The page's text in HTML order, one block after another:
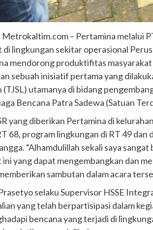
Metrokaltim.com – Pertamina melalui
di lingkungan sekitar operasional
mendorong produktifitas
sebuah inisiatif pertama yang
(TJSL) utamanya di bidang
Bencana Patra Sadewa (Satuan
yang diberikan Pertamina di
68, program lingkungan di RT 49
“Alhamdulillah sekali saya
yang dapat mengembangkan dan
sambutan dalam acara
selaku Supervisor HSSE
yang telah berpartisipasi dalam
bencana yang terjadi di